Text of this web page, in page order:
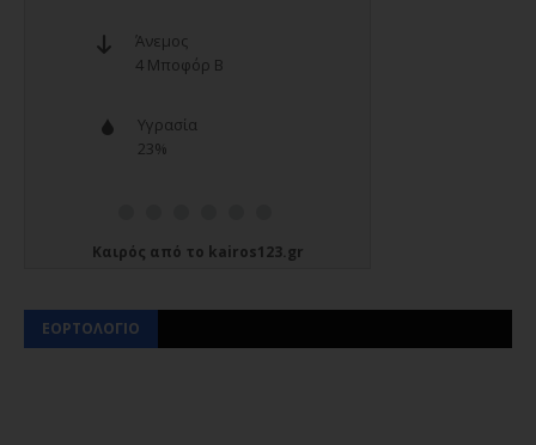
Καιρός από το kairos123.gr
ΕΟΡΤΟΛΟΓΙΟ